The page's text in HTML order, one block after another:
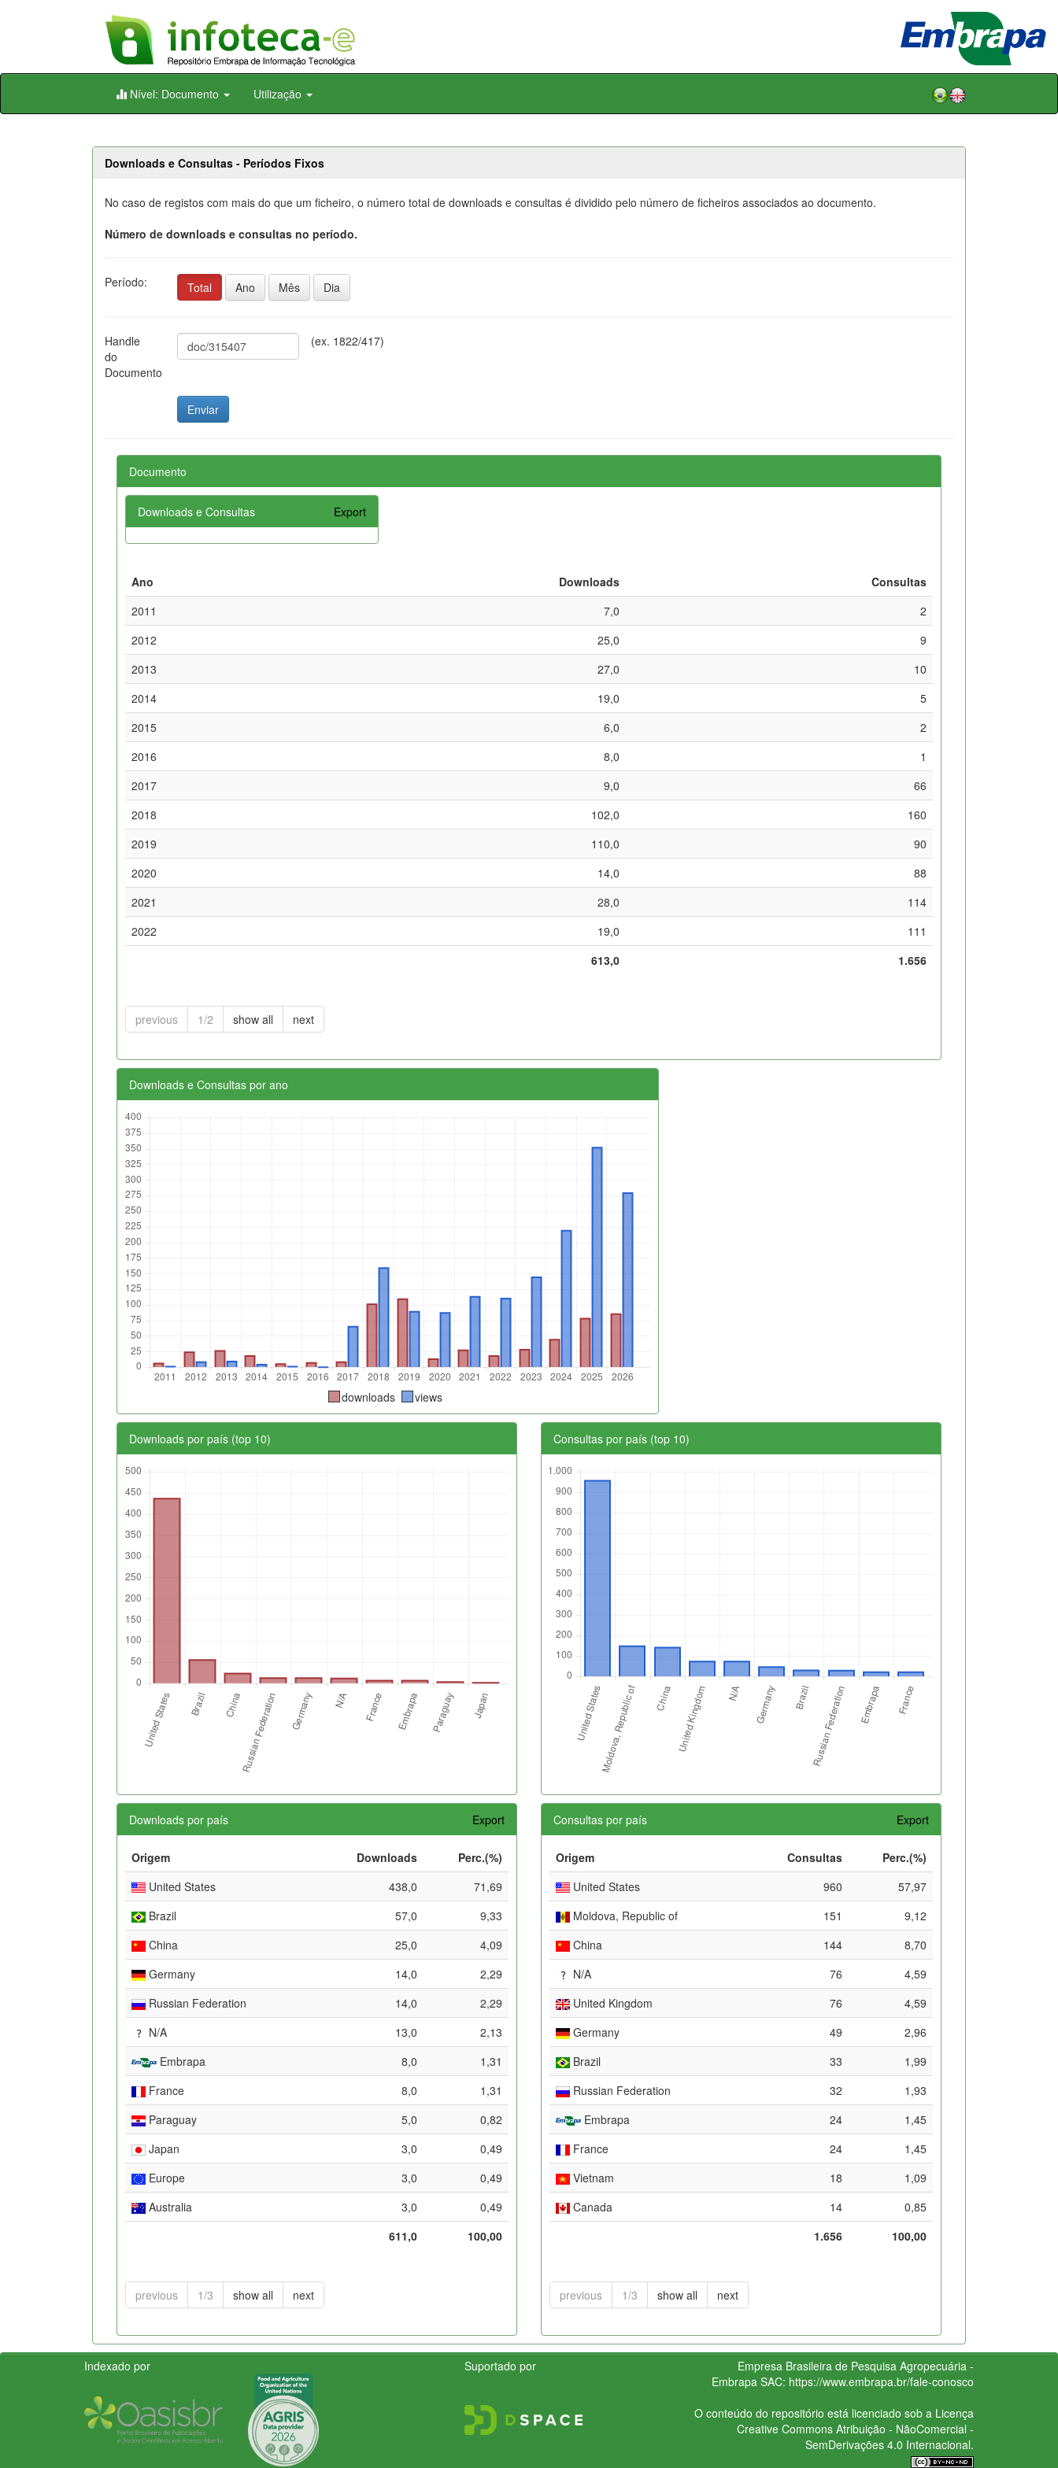
Skip
Nível: Documento Utilização
Downloads e Consultas - Períodos Fixos
No caso de registos com mais do que um ficheiro, o número total de downloads e consultas é dividido pelo número de ficheiros associados ao documento.
Número de downloads e consultas no período.
Período: Total Ano Mês Dia
Handle
do
Documento
(ex. 1822/417)
Documento
Downloads e Consultas Export
Ano Downloads
Consultas
2011
7,0
2
2012
25,0
9
2013
27,0
10
2014
19,0
5
2015
6,0
2
2016
8,0
1
2017
9,0
66
2018
102,0
160
2019
110,0
90
2020
14,0
88
2021
28,0
114
2022
19,0
111
613,0
1.656
previous 1/2 show all next
Downloads e Consultas por ano
downloads views
Downloads por país (top 10) Consultas por país (top 10)
Downloads por país Export
Origem Downloads
Perc.(%)
United States
438,0
71,69
Brazil
57,0
9,33
China
25,0
4,09
Germany
14,0
2,29
Russian Federation
14,0
2,29
N/A
13,0
2,13
Embrapa
8,0
1,31
France
8,0
1,31
Paraguay
5,0
0,82
Japan
3,0
0,49
Europe
3,0
0,49
Australia
3,0
0,49
611,0
100,00
previous 1/3 show all next
Consultas por país Export
Origem Consultas
Perc.(%)
United States
960
57,97
Moldova, Republic of
151
9,12
China
144
8,70
N/A
76
4,59
United Kingdom
76
4,59
Germany
49
2,96
Brazil
33
1,99
Russian Federation
32
1,93
Embrapa
24
1,45
France
24
1,45
Vietnam
18
1,09
Canada
14
0,85
1.656
100,00
previous 1/3 show all next
Indexado por Suportado por
Empresa Brasileira de Pesquisa Agropecuária -
Embrapa SAC: https://www.embrapa.br/fale-conosco
O conteúdo do repositório está licenciado sob a Licença
Creative CommonsAtribuição - NãoComercial -
SemDerivações 4.0 Internacional.